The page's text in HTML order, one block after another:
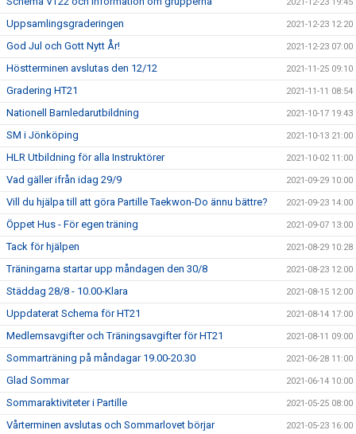
Uppsamlingsgraderingen 2021-12-23 12:20
God Jul och Gott Nytt År! 2021-12-23 07:00
Höstterminen avslutas den 12/12 2021-11-25 09:10
Gradering HT21 2021-11-11 08:54
Nationell Barnledarutbildning 2021-10-17 19:43
SM i Jönköping 2021-10-13 21:00
HLR Utbildning för alla Instruktörer 2021-10-02 11:00
Vad gäller ifrån idag 29/9 2021-09-29 10:00
Vill du hjälpa till att göra Partille Taekwon-Do ännu bättre? 2021-09-23 14:00
Öppet Hus - För egen träning 2021-09-07 13:00
Tack för hjälpen 2021-08-29 10:28
Träningarna startar upp måndagen den 30/8 2021-08-23 12:00
Städdag 28/8 - 10.00-Klara 2021-08-15 12:00
Uppdaterat Schema för HT21 2021-08-14 17:00
Medlemsavgifter och Träningsavgifter för HT21 2021-08-11 09:00
Sommarträning på måndagar 19.00-20.30 2021-06-28 11:00
Glad Sommar 2021-06-14 10:00
Sommaraktiviteter i Partille 2021-05-25 08:00
Vårterminen avslutas och Sommarlovet börjar 2021-05-23 16:00